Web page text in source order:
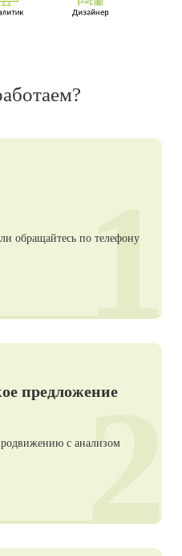
обращайтесь по телефону
1
предложение
с анализом
2